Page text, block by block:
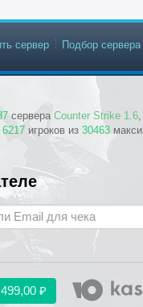
сервера Counter Strike 1.6
6217 игроков из 30463
сервер Подбор сервера
499,00 ₽